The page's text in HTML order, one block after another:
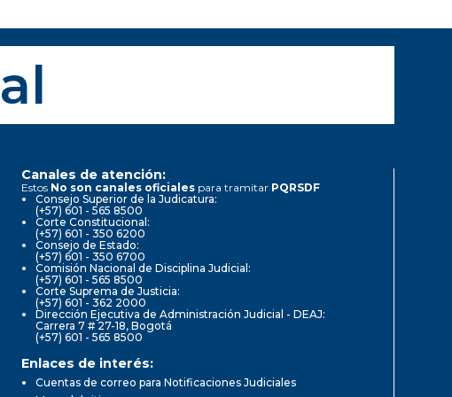
Canales de atención:
Estos No son canales oficiales para tramitar PQRSDF
Consejo Superior de la Judicatura:
(+57) 601 - 565 8500
Corte Constitucional:
(+57) 601 - 350 6200
Consejo de Estado:
(+57) 601 - 350 6700
Comisión Nacional de Disciplina Judicial:
(+57) 601 - 565 8500
Corte Suprema de Justicia:
(+57) 601 - 362 2000
Dirección Ejecutiva de Administración Judicial - DEAJ:
Carrera 7 # 27-18, Bogotá
(+57) 601 - 565 8500
Enlaces de interés:
Cuentas de correo para Notificaciones Judiciales